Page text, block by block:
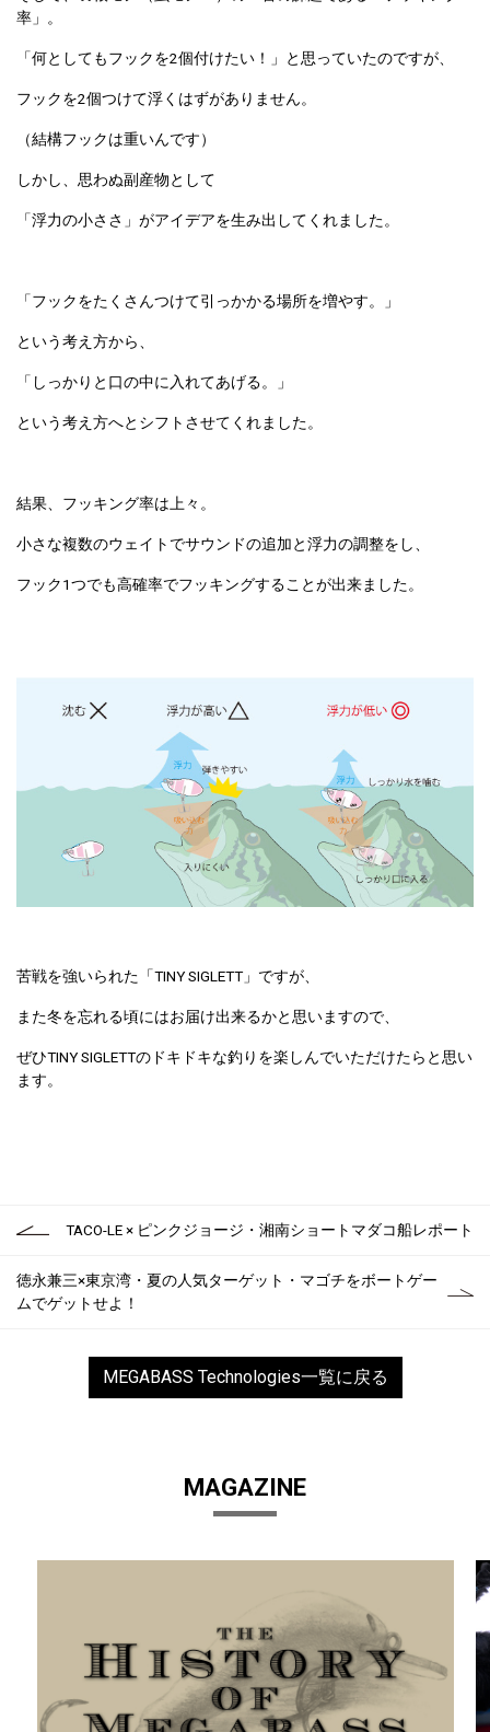
率」。
「何としてもフックを2個付けたい！」と思っていたのですが、
フックを2個つけて浮くはずがありません。
（結構フックは重いんです）
しかし、思わぬ副産物として
「浮力の小ささ」がアイデアを生み出してくれました。
「フックをたくさんつけて引っかかる場所を増やす。」
という考え方から、
「しっかりと口の中に入れてあげる。」
という考え方へとシフトさせてくれました。
結果、フッキング率は上々。
小さな複数のウェイトでサウンドの追加と浮力の調整をし、
フック1つでも高確率でフッキングすることが出来ました。
苦戦を強いられた「TINY SIGLETT」ですが、
また冬を忘れる頃にはお届け出来るかと思いますので、
ぜひTINY SIGLETTのドキドキな釣りを楽しんでいただけたらと思い
ます。
TACO-LE × ピンクジョージ・湘南ショートマダコ船レポート
徳永兼三×東京湾・夏の人気ターゲット・マゴチをボートゲー
ムでゲットせよ！
MEGABASS Technologies一覧に戻る
MAGAZINE